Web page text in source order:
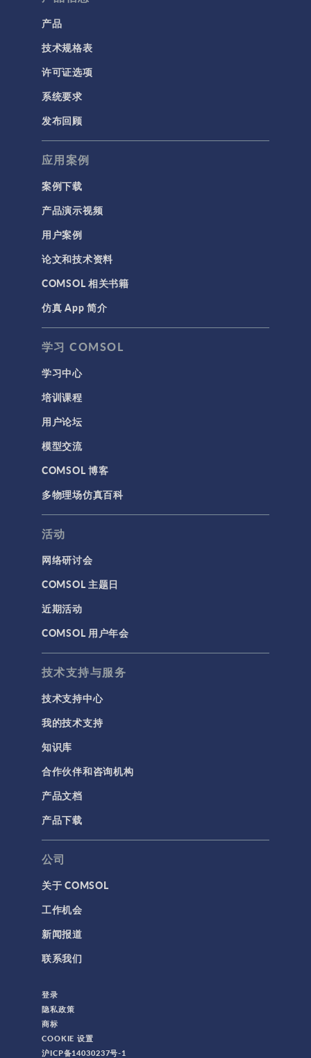
产品
技术规格表
许可证选项
系统要求
发布回顾
应用案例
案例下载
产品演示视频
用户案例
论文和技术资料
COMSOL 相关书籍
仿真 App 简介
学习 COMSOL
学习中心
培训课程
用户论坛
模型交流
COMSOL 博客
多物理场仿真百科
活动
网络研讨会
COMSOL 主题日
近期活动
COMSOL 用户年会
技术支持与服务
技术支持中心
我的技术支持
知识库
合作伙伴和咨询机构
产品文档
产品下载
公司
关于 COMSOL
工作机会
新闻报道
联系我们
登录
隐私政策
商标
COOKIE 设置
沪ICP备14030237号-1